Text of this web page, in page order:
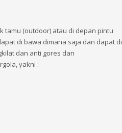
tamu (outdoor) atau di depan pintu
di bawa dimana saja dan dapat di
dan anti gores dan
yakni :